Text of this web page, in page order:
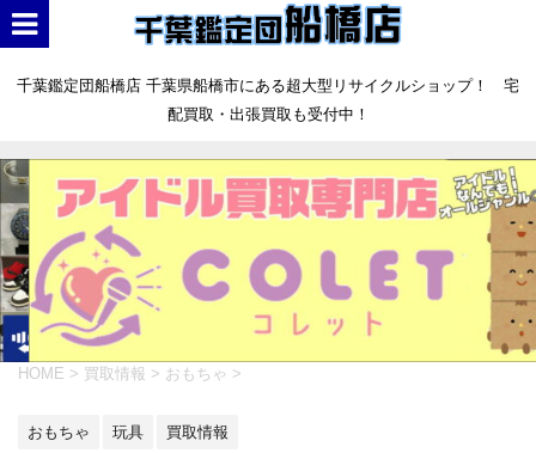
千葉鑑定団船橋店 千葉県船橋市にある超大型リサイクルショップ！ 宅
配買取・出張買取も受付中！
HOME > 買取情報 > おもちゃ >
おもちゃ 玩具 買取情報